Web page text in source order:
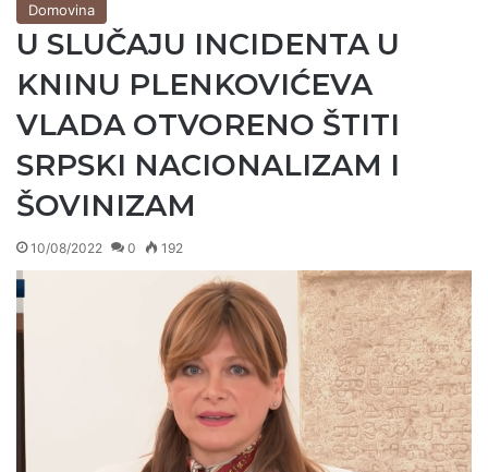
Domovina
U SLUČAJU INCIDENTA U
KNINU PLENKOVIĆEVA
VLADA OTVORENO ŠTITI
SRPSKI NACIONALIZAM I
ŠOVINIZAM
10/08/2022 0 192